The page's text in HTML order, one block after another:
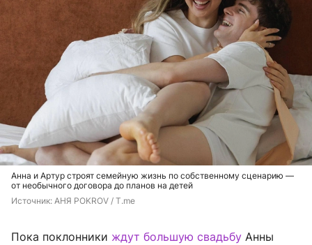
Анна и Артур строят семейную жизнь по собственному сценарию —
от необычного договора до планов на детей
Источник: АНЯ POKROV / T.me
Пока поклонники ждут большую свадьбу Анны